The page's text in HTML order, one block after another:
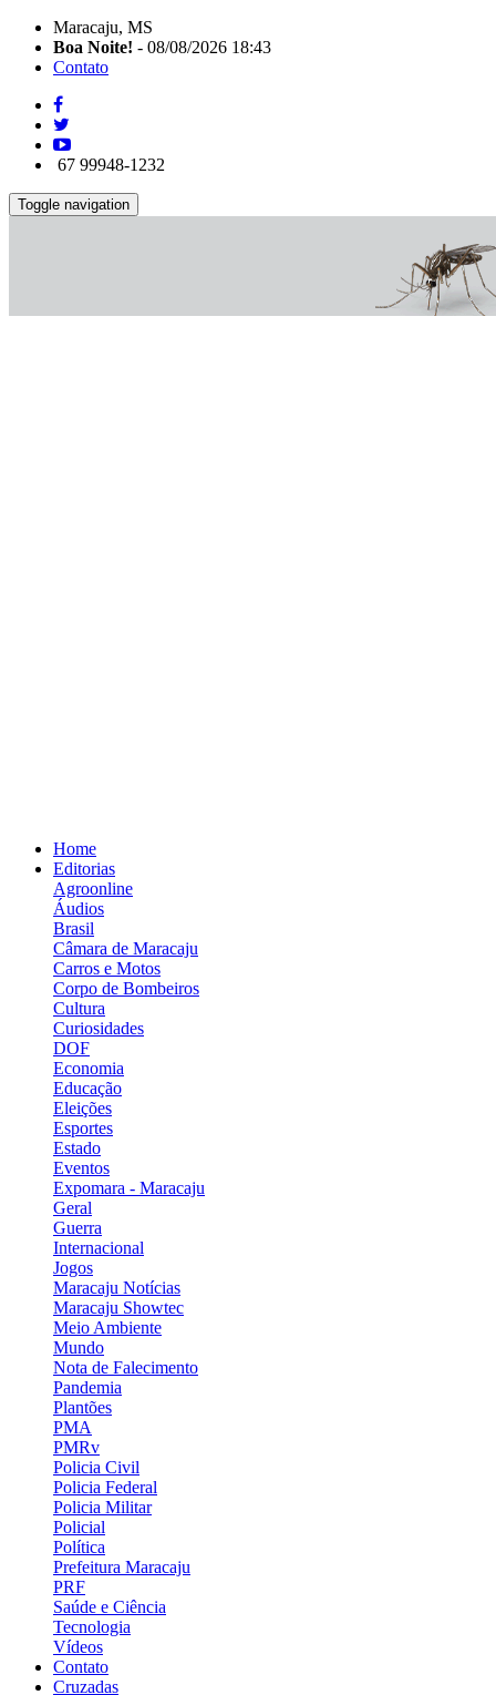
Maracaju, MS
Boa Noite! - 08/08/2026 18:43
Contato
67 99948-1232
Toggle navigation
Home
Editorias
Agroonline
Áudios
Brasil
Câmara de Maracaju
Carros e Motos
Corpo de Bombeiros
Cultura
Curiosidades
DOF
Economia
Educação
Eleições
Esportes
Estado
Eventos
Expomara - Maracaju
Geral
Guerra
Internacional
Jogos
Maracaju Notícias
Maracaju Showtec
Meio Ambiente
Mundo
Nota de Falecimento
Pandemia
Plantões
PMA
PMRv
Policia Civil
Policia Federal
Policia Militar
Policial
Política
Prefeitura Maracaju
PRF
Saúde e Ciência
Tecnologia
Vídeos
Contato
Cruzadas